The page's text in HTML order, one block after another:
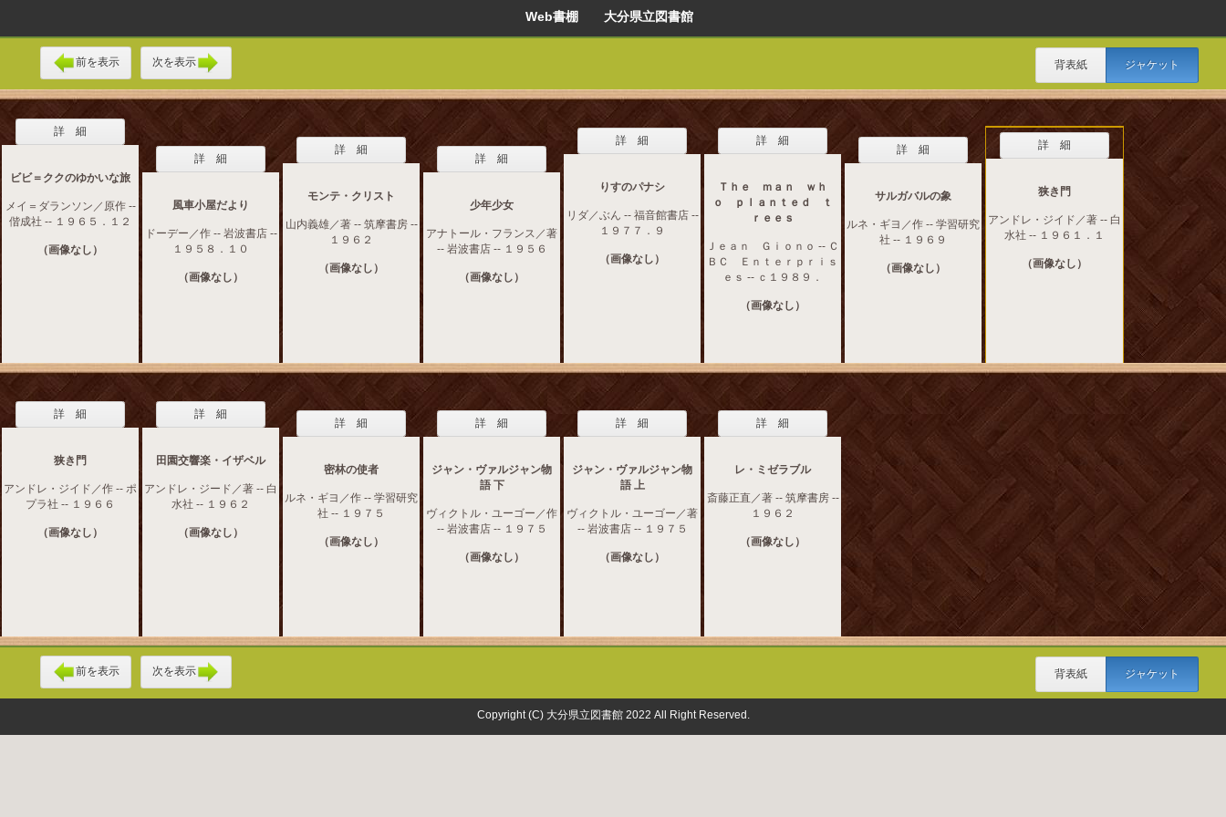
Web書棚 大分県立図書館
前を表示 次を表示 背表紙 ジャケット
詳 細
ビビ＝ククのゆかいな旅
メイ＝ダランソン／原作 --
偕成社 -- １９６５．１２
（画像なし）
詳 細
風車小屋だより
ドーデー／作 -- 岩波書店 --
１９５８．１０
（画像なし）
詳 細
モンテ・クリスト
山内義雄／著 -- 筑摩書房 --
１９６２
（画像なし）
詳 細
少年少女
アナトール・フランス／著
-- 岩波書店 -- １９５６
（画像なし）
詳 細
りすのパナシ
リダ／ぶん -- 福音館書店 --
１９７７．９
（画像なし）
詳 細
Ｔｈｅ ｍａｎ ｗｈ
ｏ ｐｌａｎｔｅｄ ｔ
ｒｅｅｓ
Ｊｅａｎ Ｇｉｏｎｏ -- Ｃ
ＢＣ Ｅｎｔｅｒｐｒｉｓ
ｅｓ -- ｃ１９８９．
（画像なし）
詳 細
サルガバルの象
ルネ・ギヨ／作 -- 学習研究
社 -- １９６９
（画像なし）
詳 細
狭き門
アンドレ・ジイド／著 -- 白
水社 -- １９６１．１
（画像なし）
詳 細
狭き門
アンドレ・ジイド／作 -- ポ
プラ社 -- １９６６
（画像なし）
詳 細
田園交響楽・イザベル
アンドレ・ジード／著 -- 白
水社 -- １９６２
（画像なし）
詳 細
密林の使者
ルネ・ギヨ／作 -- 学習研究
社 -- １９７５
（画像なし）
詳 細
ジャン・ヴァルジャン物
語 下
ヴィクトル・ユーゴー／作
-- 岩波書店 -- １９７５
（画像なし）
詳 細
ジャン・ヴァルジャン物
語 上
ヴィクトル・ユーゴー／著
-- 岩波書店 -- １９７５
（画像なし）
詳 細
レ・ミゼラブル
斎藤正直／著 -- 筑摩書房 --
１９６２
（画像なし）
前を表示 次を表示 背表紙 ジャケット
Copyright (C) 大分県立図書館 2022 All Right Reserved.